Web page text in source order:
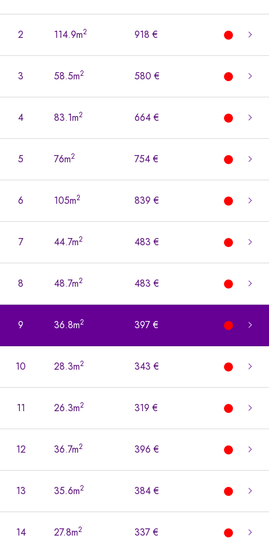
2 114.9m2 918 €
3 58.5m2 580 €
4 83.1m2 664 €
5 76m2 754 €
6 105m2 839 €
7 44.7m2 483 €
8 48.7m2 483 €
9 36.8m2 397 €
10 28.3m2 343 €
11 26.3m2 319 €
12 36.7m2 396 €
13 35.6m2 384 €
14 27.8m2 337 €